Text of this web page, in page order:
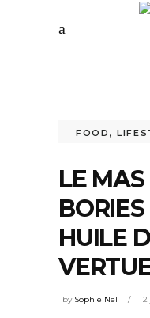
FOOD ,
LE MAS
HUILE
by Sophie Nel 2